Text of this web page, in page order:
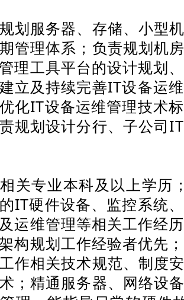
划服务器、存储、小型
管理体系；负责规划机
理工具平台的设计规划
立及持续完善IT设备运
化IT设备运维管理技术
规划设计分行、子公司
关专业本科及以上学历
IT硬件设备、监控系统
运维管理等相关工作经
构规划工作经验者优先
作相关技术规范、制度
；精通服务器、网络设